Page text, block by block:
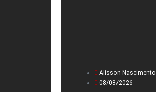
Alisson Nascimento
08/08/2026